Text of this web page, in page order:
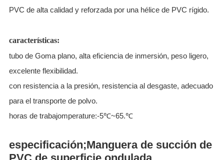
PVC de alta calidad y reforzada por una hélice de PVC rígido.
características:
tubo de Goma plano, alta eficiencia de inmersión, peso ligero,
excelente flexibilidad.
con resistencia a la presión, resistencia al desgaste, adecuado
para el transporte de polvo.
horas de trabajomperature:-5℃~65.℃
especificación;Manguera de succión de